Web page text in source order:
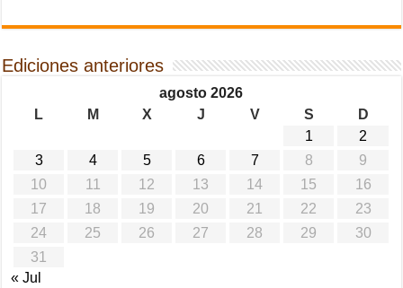
Ediciones anteriores
agosto 2026
L
M X J V S
D
1
2
3
4 5 6 7 8
9
10
11 12 13 14 15
16
17
18 19 20 21 22
23
24
25 26 27 28 29
30
31
« Jul